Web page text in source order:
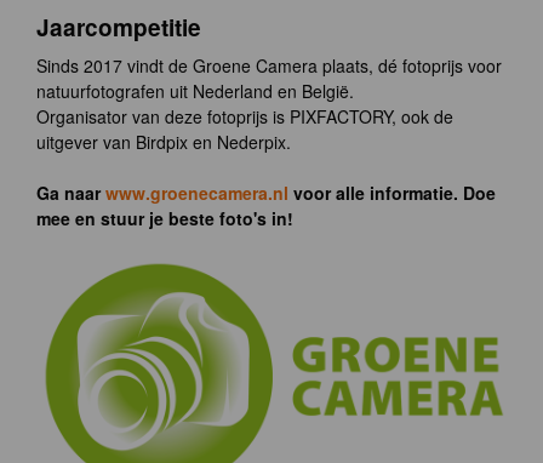
Jaarcompetitie
Sinds 2017 vindt de Groene Camera plaats, dé fotoprijs voor
natuurfotografen uit Nederland en België.
Organisator van deze fotoprijs is PIXFACTORY, ook de
uitgever van Birdpix en Nederpix.
Ga naarwww.groenecamera.nl voor alle informatie. Doe
mee en stuur je beste foto's in!